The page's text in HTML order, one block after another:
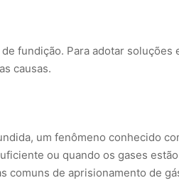
fundição. Para adotar soluções
causas.
um fenômeno conhecido
ou quando os gases
comuns de aprisionamento de